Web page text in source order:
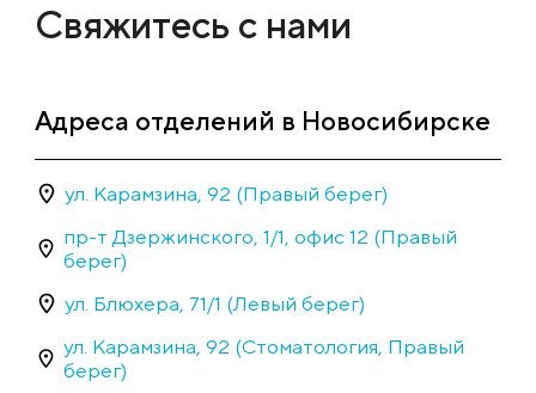
Свяжитесь с нами
Адреса отделений в Новосибирске
ул. Карамзина, 92 (Правый берег)
пр-т Дзержинского, 1/1, офис 12 (Правый
берег)
ул. Блюхера, 71/1 (Левый берег)
ул. Карамзина, 92 (Стоматология, Правый
берег)